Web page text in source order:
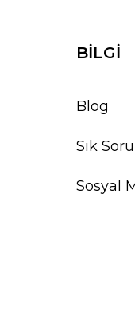
BİLGİ
Blog
Sık
Sosyal